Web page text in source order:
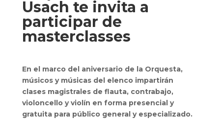
Usach te invita a
participar de
masterclasses
En el marco del aniversario de la Orquesta,
músicos y músicas del elenco impartirán
clases magistrales de flauta, contrabajo,
violoncello y violín en forma presencial y
gratuita para público general y especializado.